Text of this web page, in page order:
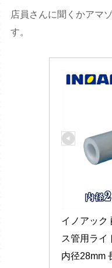
店員さんに聞くかアマ
す。
イノアック
ス管用ライ
内径28mm